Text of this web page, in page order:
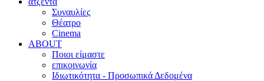
Συναυλίες
Θέατρο
Cinema
ABOUT
Ποιοι είμαστε
επικοινωνία
Ιδιωτικότητα - Προσωπικά Δεδομένα